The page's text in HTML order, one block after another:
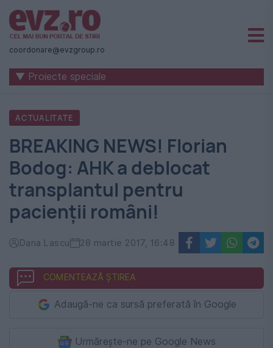
Știri
naționale
internaționale
România
-
Evenimentul
Zilei
coordonare@evzgroup.ro
▼ Proiecte speciale
ACTUALITATE
BREAKING NEWS! Florian
Bodog: AHK a deblocat
transplantul pentru
pacienții români!
Dana Lascu 28 martie 2017, 16:48
COMENTEAZĂ ȘTIREA
Adaugă-ne ca sursă preferată în Google
Urmărește-ne pe Google News